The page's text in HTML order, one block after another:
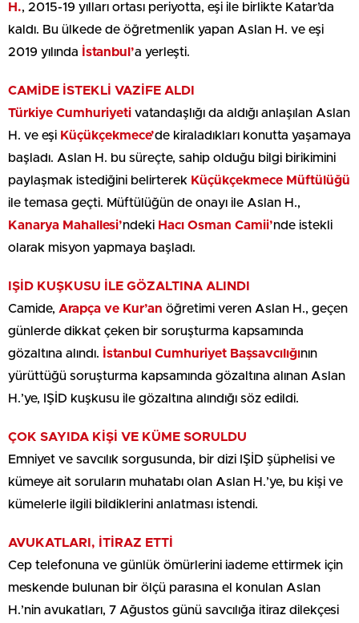
H., 2015-19 yılları ortası periyotta, eşi ile birlikte Katar’da
kaldı. Bu ülkede de öğretmenlik yapan Aslan H. ve eşi
2019 yılında
İstanbul’a yerleşti.
CAMİDE İSTEKLİ VAZİFE ALDI
Türkiye Cumhuriyeti vatandaşlığı da aldığı anlaşılan Aslan
H. ve eşi Küçükçekmece’de kiraladıkları konutta yaşamaya
başladı. Aslan H. bu süreçte, sahip olduğu bilgi birikimini
paylaşmak istediğini belirterek Küçükçekmece Müftülüğü
ile temasa geçti. Müftülüğün de onayı ile Aslan H.,
Kanarya Mahallesi’ndeki Hacı Osman Camii’nde istekli
olarak misyon yapmaya başladı.
IŞİD KUŞKUSU İLE GÖZALTINA ALINDI
Camide, Arapça ve Kur’an öğretimi veren Aslan H., geçen
günlerde dikkat çeken bir soruşturma kapsamında
gözaltına alındı.
İstanbul Cumhuriyet Başsavcılığının
yürüttüğü soruşturma kapsamında gözaltına alınan Aslan
H.’ye, IŞİD kuşkusu ile gözaltına alındığı söz edildi.
ÇOK SAYIDA KİŞİ VE KÜME SORULDU
Emniyet ve savcılık sorgusunda, bir dizi IŞİD şüphelisi ve
kümeye ait soruların muhatabı olan Aslan H.’ye, bu kişi ve
kümelerle ilgili bildiklerini anlatması istendi.
AVUKATLARI, İTİRAZ ETTİ
Cep telefonuna ve günlük ömürlerini iademe ettirmek için
meskende bulunan bir ölçü parasına el konulan Aslan
H.’nin avukatları, 7 Ağustos günü savcılığa itiraz dilekçesi